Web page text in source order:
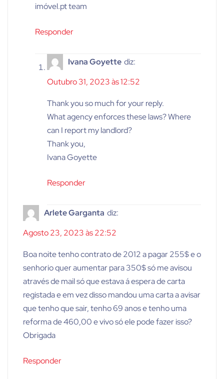
imóvel.pt team
Responder
Ivana Goyette diz:
Outubro 31, 2023 às 12:52
Thank you so much for your reply.
What agency enforces these laws? Where
can I report my landlord?
Thank you,
Ivana Goyette
Responder
Arlete Garganta diz:
Agosto 23, 2023 às 22:52
Boa noite tenho contrato de 2012 a pagar 255$ e o
senhorio quer aumentar para 350$ só me avisou
através de mail só que estava á espera de carta
registada e em vez disso mandou uma carta a avisar
que tenho que sair, tenho 69 anos e tenho uma
reforma de 460,00 e vivo só ele pode fazer isso?
Obrigada
Responder